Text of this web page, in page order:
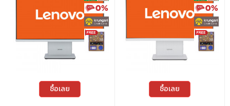
ซื้อเลย ซื้อเลย